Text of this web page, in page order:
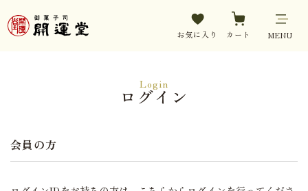
お気に入り カート MENU
Login
ログイン
会員の方